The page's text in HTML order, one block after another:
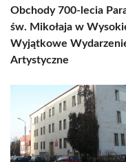
Obchody 700-lecia
św. Mikołaja w
Wyjątkowe
Artystyczne